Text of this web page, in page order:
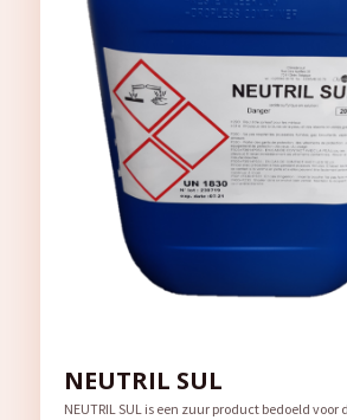
NEUTRIL SUL
NEUTRIL SUL is een zuur product bedoeld